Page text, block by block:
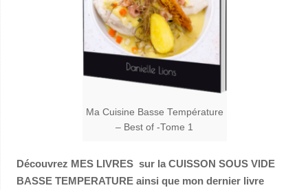
Ma Cuisine Basse Température
– Best of -Tome 1
Découvrez MES LIVRES sur la CUISSON SOUS VIDE
BASSE TEMPERATURE ainsi que mon dernier livre